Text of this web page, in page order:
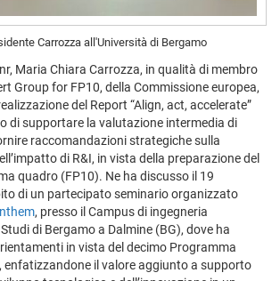
Carrozza all'Università di Bergamo
Maria Chiara Carrozza, in qualità di membro
Group for FP10, della Commissione europea,
del Report “Align, act, accelerate”
di supportare la valutazione intermedia di
raccomandazioni strategiche sulla
di R&I, in vista della preparazione del
quadro (FP10). Ne ha discusso il 19
di un partecipato seminario organizzato
, presso il Campus di ingegneria
di Bergamo a Dalmine (BG), dove ha
in vista del decimo Programma
enfatizzandone il valore aggiunto a supporto